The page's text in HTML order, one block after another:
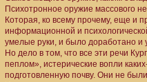
Психотронное оружие массового
Которая, ко всему прочему, еще и
информационной и
умелые руки, и было доработано и
Но дело в том, что все эти речи
пеплом», истерические вопли
подготовленную почву. Они не